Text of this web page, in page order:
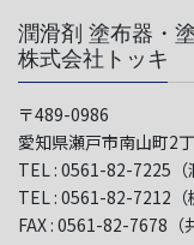
潤滑剤 塗布器・
株式会社トッキ
〒489-0986
愛知県瀬戸市南山町2
TEL : 0561-82-7225（
TEL : 0561-82-7212（
FAX : 0561-82-7678（